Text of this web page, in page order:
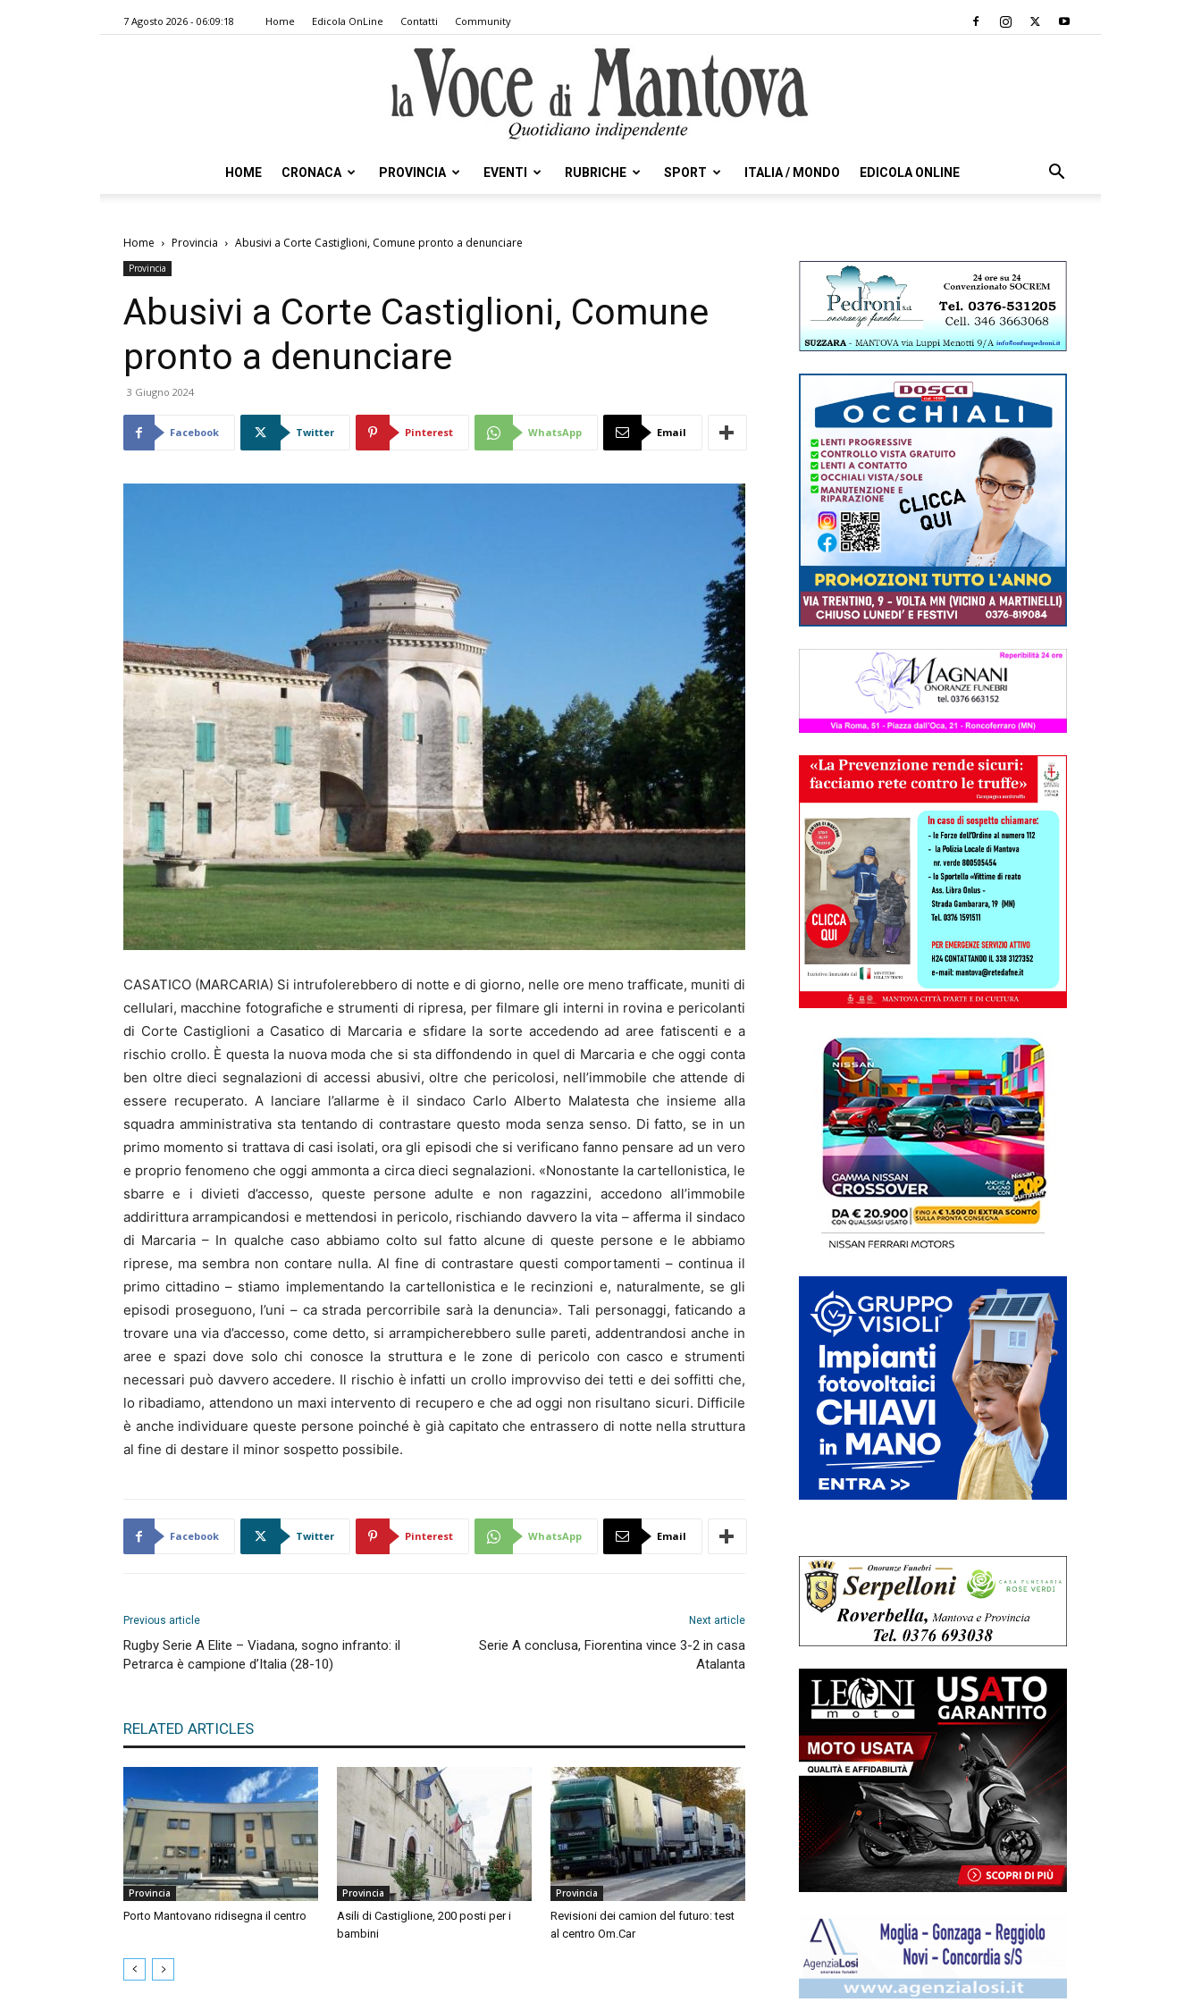
7 Agosto 2026 - 06:09:18 Home Edicola OnLine Contatti Community
Voce
HOME CRONACA PROVINCIA EVENTI RUBRICHE SPORT ITALIA / MONDO EDICOLA ONLINE
Home Provincia Abusivi a Corte Castiglioni, Comune pronto a denunciare
Provincia
Abusivi a Corte Castiglioni, Comune
pronto a denunciare
3 Giugno 2024
Facebook Twitter Pinterest WhatsApp Email
CASATICO (MARCARIA) Si intrufolerebbero di notte e di giorno, nelle ore meno trafficate, muniti di
cellulari, macchine fotografiche e strumenti di ripresa, per filmare gli interni in rovina e pericolanti
di Corte Castiglioni a Casatico di Marcaria e sfidare la sorte accedendo ad aree fatiscenti e a
rischio crollo. È questa la nuova moda che si sta diffondendo in quel di Marcaria e che oggi conta
ben oltre dieci segnalazioni di accessi abusivi, oltre che pericolosi, nell’immobile che attende di
essere recuperato. A lanciare l’allarme è il sindaco Carlo Alberto Malatesta che insieme alla
squadra amministrativa sta tentando di contrastare questo moda senza senso. Di fatto, se in un
primo momento si trattava di casi isolati, ora gli episodi che si verificano fanno pensare ad un vero
e proprio fenomeno che oggi ammonta a circa dieci segnalazioni. «Nonostante la cartellonistica, le
sbarre e i divieti d’accesso, queste persone adulte e non ragazzini, accedono all’immobile
addirittura arrampicandosi e mettendosi in pericolo, rischiando davvero la vita – afferma il sindaco
di Marcaria – In qualche caso abbiamo colto sul fatto alcune di queste persone e le abbiamo
riprese, ma sembra non contare nulla. Al fine di contrastare questi comportamenti – continua il
primo cittadino – stiamo implementando la cartellonistica e le recinzioni e, naturalmente, se gli
episodi proseguono, l’uni – ca strada percorribile sarà la denuncia». Tali personaggi, faticando a
trovare una via d’accesso, come detto, si arrampicherebbero sulle pareti, addentrandosi anche in
aree e spazi dove solo chi conosce la struttura e le zone di pericolo con casco e strumenti
necessari può davvero accedere. Il rischio è infatti un crollo improvviso dei tetti e dei soffitti che,
lo ribadiamo, attendono un maxi intervento di recupero e che ad oggi non risultano sicuri. Difficile
è anche individuare queste persone poinché è già capitato che entrassero di notte nella struttura
al fine di destare il minor sospetto possibile.
Facebook Twitter Pinterest WhatsApp Email
Previous article
Rugby Serie A Elite – Viadana, sogno infranto: il
Petrarca è campione d’Italia (28-10)
Next article
Serie A conclusa, Fiorentina vince 3-2 in casa
Atalanta
RELATED ARTICLES
Provincia
Porto Mantovano ridisegna il centro
Provincia
Asili di Castiglione, 200 posti per i
bambini
Provincia
Revisioni dei camion del futuro: test
al centro Om.Car